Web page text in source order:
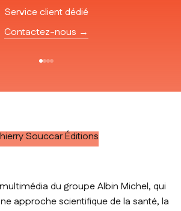
Service client dédié
Contactez-nous →
Souccar Éditions
du groupe Albin Michel, qui
approche scientifique de la santé, la